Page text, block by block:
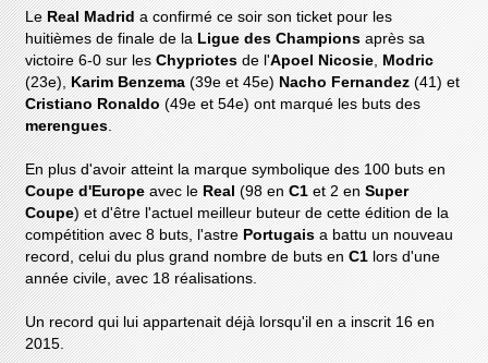
LeReal Madrid a confirmé ce soir son ticket pour les
huitièmes de finale de la Ligue des Champions après sa
victoire 6-0 sur lesChypriotes de l'Apoel Nicosie, Modric
(23e), Karim Benzema (39e et 45e) Nacho Fernandez (41) et
Cristiano Ronaldo (49e et 54e) ont marqué les buts des
merengues.
En plus d'avoir atteint la marque symbolique des 100 buts en
Coupe d'Europe avec le Real (98 enC1 et 2 enSuper
Coupe) et d'être l'actuel meilleur buteur de cette édition de la
compétition avec 8 buts, l'astre Portugais a battu un nouveau
record, celui du plus grand nombre de buts enC1 lors d'une
année civile, avec 18 réalisations.
Un record qui lui appartenait déjà lorsqu'il en a inscrit 16 en
2015.